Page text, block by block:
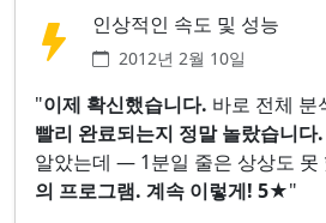
인상적인 속도 및 성능
2012년 2월 10일
"이제 확신했습니다. 바로 전체 분
빨리 완료되는지 정말 놀랐습니다.
알았는데 — 1분일 줄은 상상도 못
의 프로그램. 계속 이렇게! 5★"